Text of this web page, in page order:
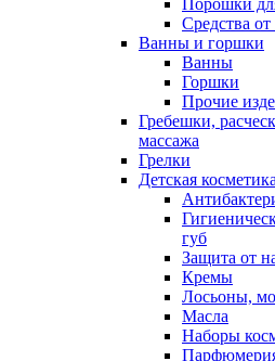
Порошки
Средства
Ванны и горшки
Ванны
Горшки
Прочие
Гребешки,
массажа
Грелки
Детская косметика
губ
Защита от
Кремы
Лосьоны,
Масла
Наборы